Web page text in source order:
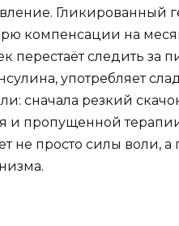
Гликированный
компенсации на
перестаёт следить за
употребляет
сначала резкий
и пропущенной
не просто силы воли, а